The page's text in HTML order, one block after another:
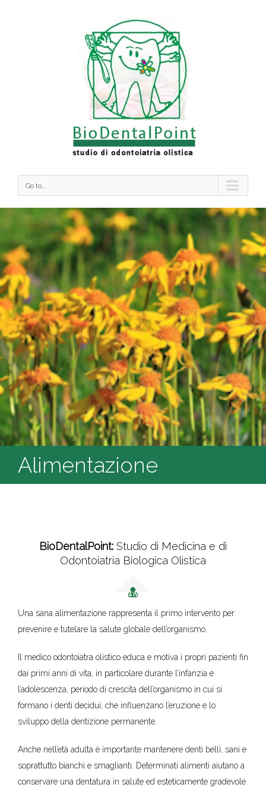
Go to...
Alimentazione
BioDentalPoint: Studio di Medicina e di
Odontoiatria Biologica Olistica
Una sana alimentazione rappresenta il primo intervento per
prevenire e tutelare la salute globale dell’organismo.
Il medico odontoiatra olistico educa e motiva i propri pazienti fin
dai primi anni di vita, in particolare durante l’infanzia e
l’adolescenza, periodo di crescita dell’organismo in cui si
formano i denti decidui, che influenzano l’eruzione e lo
sviluppo della dentizione permanente.
Anche nell’età adulta è importante mantenere denti belli, sani e
soprattutto bianchi e smaglianti. Determinati alimenti aiutano a
conservare una dentatura in salute ed esteticamente gradevole.